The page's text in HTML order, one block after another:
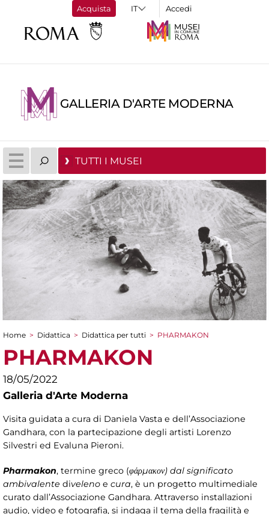
Acquista Accedi
GALLERIA D'ARTE MODERNA
TUTTI I MUSEI
Tu sei qui
Home > Didattica > Didattica per tutti > PHARMAKON
PHARMAKON
18/05/2022
Galleria d'Arte Moderna
Visita guidata a cura di Daniela Vasta e dell’Associazione
Gandhara, con la partecipazione degli artisti Lorenzo
Silvestri ed Evaluna Pieroni.
Pharmakon, termine greco (φάρμακον) dal significato
ambivalente diveleno e cura, è un progetto multimediale
curato dall’Associazione Gandhara. Attraverso installazioni
audio, video e fotografia, si indaga il tema della fragilità e